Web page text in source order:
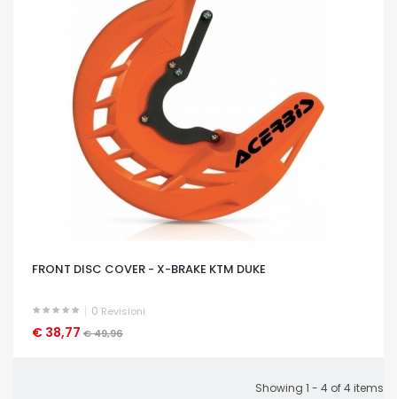
FRONT DISC COVER - X-BRAKE KTM DUKE
0 Revisioni
€ 38,77 € 49,96
OCCHIATA VELOCE
Showing 1 - 4 of 4 items